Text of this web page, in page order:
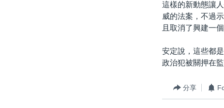
這樣的新動態讓
威的法案，不過
且取消了興建一
安定說，這些都
政治犯被關押在監
分享